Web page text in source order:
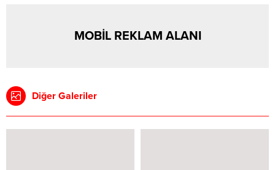
MOBİL REKLAM ALANI
Diğer Galeriler